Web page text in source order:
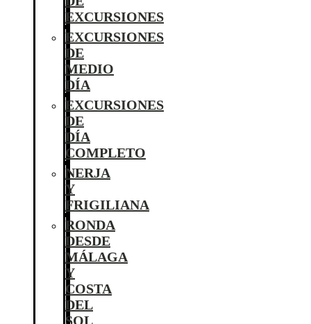
EXCURSIONES
EXCURSIONES
DE
MEDIO
DÍA
EXCURSIONES
DE
DÍA
COMPLETO
NERJA
Y
FRIGILIANA
RONDA
DESDE
MÁLAGA
Y
COSTA
DEL
SOL